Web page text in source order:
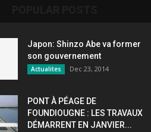
Japon: Shinzo Abe va former
son gouvernement
Actualites Dec 23, 2014
PONT À PÉAGE DE
FOUNDIOUGNE : LES TRAVAUX
DÉMARRENT EN JANVIER...